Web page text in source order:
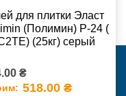
для плитки Эласт
(Полимин) Р-24 (
(25кг) серый
₴
518.00 ₴